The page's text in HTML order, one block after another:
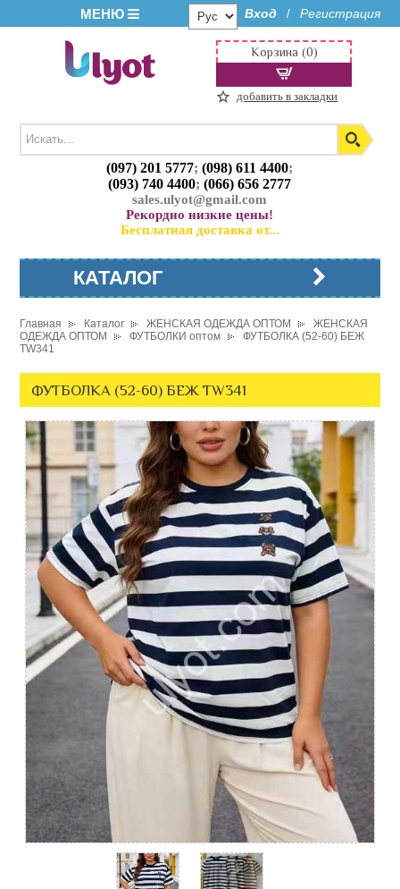
МЕНЮ Вход / Регистрация
(097) 201 5777;(098) 611 4400;
(093) 740 4400;(066) 656 2777
sales.ulyot@gmail.com
Рекордно низкие цены!
Бесплатная доставка от...
Корзина (0)
добавить в закладки
КАТАЛОГ
Главная Каталог ЖЕНСКАЯ ОДЕЖДА ОПТОМ
ЖЕНСКАЯ
ОДЕЖДА ОПТОМ
ФУТБОЛКИ оптом
ФУТБОЛКА (52-60) БЕЖ
TW341
ФУТБОЛКА (52-60) БЕЖ TW341